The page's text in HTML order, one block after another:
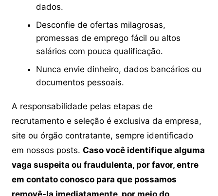
dados.
Desconfie de ofertas milagrosas,
promessas de emprego fácil ou altos
salários com pouca qualificação.
Nunca envie dinheiro, dados bancários ou
documentos pessoais.
A responsabilidade pelas etapas de
recrutamento e seleção é exclusiva da empresa,
site ou órgão contratante, sempre identificado
em nossos posts. Caso você identifique alguma
vaga suspeita ou fraudulenta, por favor, entre
em contato conosco para que possamos